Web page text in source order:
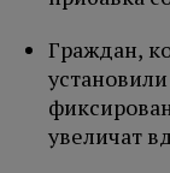
Граждан,
увеличат